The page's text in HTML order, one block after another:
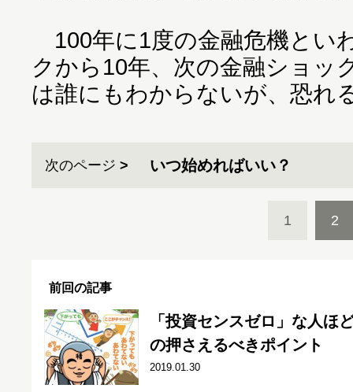
100年に1度の金融危機とい
クから10年、次の金融ショッ
は誰にもわからないが、恐れ
次のページ いつ始めればいい？
1 2
前回の記事
「投資センスゼロ」な人ほ
の押さえるべきポイント
2019.01.30